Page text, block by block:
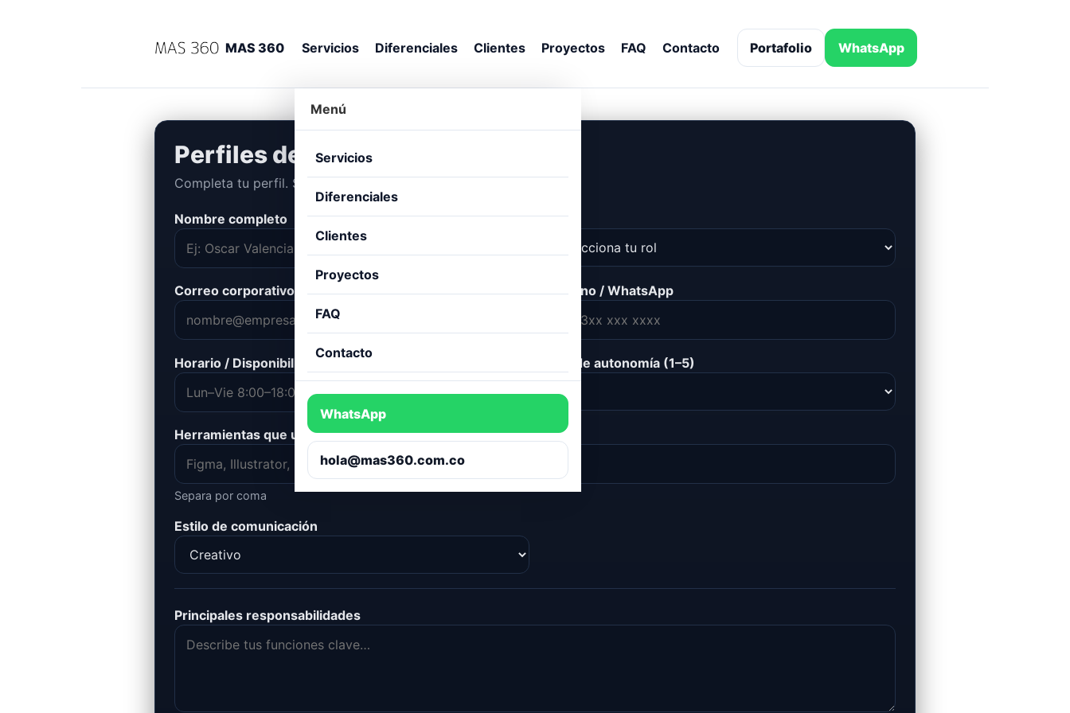
MAS 360 Servicios Diferenciales Clientes Proyectos FAQ Contacto Portafolio WhatsApp
Menú
Servicios
Diferenciales
Clientes
Proyectos
FAQ
Contacto
WhatsApp
hola@mas360.com.co
Perfiles de Agencia · Formulario
Completa tu perfil. Se enviará por email a coordinación.
Nombre completo Rol
Correo corporativo Teléfono / WhatsApp
Horario / Disponibilidad Nivel de autonomía (1–5)
Herramientas que usas a diario
Separa por coma
Estilo de comunicación
Principales responsabilidades